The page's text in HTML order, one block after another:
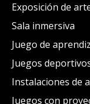
Exposición de
Sala inmersiva
Juego de
Juegos
Instalaciones de
Juegos con